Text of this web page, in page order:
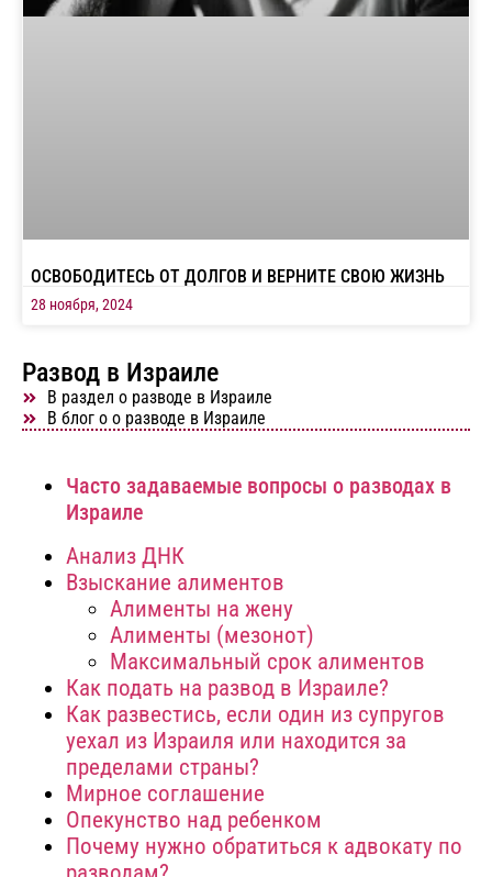
ОСВОБОДИТЕСЬ ОТ ДОЛГОВ И ВЕРНИТЕ СВОЮ ЖИЗНЬ
28 ноября, 2024
Развод в Израиле
В раздел о разводе в Израиле
В блог о о разводе в Израиле
Часто задаваемые вопросы о разводах в
Израиле
Aнализ ДНК
Взыскание алиментов
Алименты на жену
Алименты (мезонот)
Максимальный срок алиментов
Как подать на развод в Израиле?
Как развестись, если один из супругов
уехал из Израиля или находится за
пределами страны?
Мирное соглашение
Опекунство над ребенком
Почему нужно обратиться к адвокату по